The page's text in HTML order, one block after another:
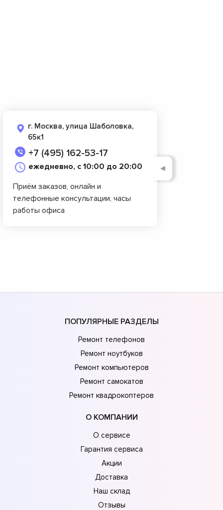
г. Москва, улица Шаболовка,
65к1
+7 (495) 162-53-17
ежедневно, с 10:00 до 20:00
Приём заказов, онлайн и
телефонные консультации, часы
работы офиса
◄
ПОПУЛЯРНЫЕ РАЗДЕЛЫ
Ремонт телефонов
Ремонт ноутбуков
Ремонт компьютеров
Ремонт самокатов
Ремонт квадрокоптеров
О КОМПАНИИ
О сервисе
Гарантия сервиса
Акции
Доставка
Наш склад
Отзывы